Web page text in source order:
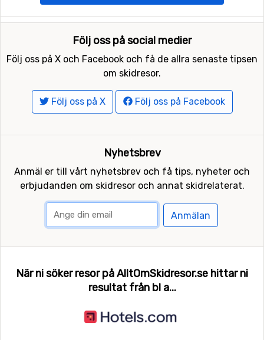
Följ oss på social medier
Följ oss på X och Facebook och få de allra senaste tipsen
om skidresor.
Följ oss på X Följ oss på Facebook
Nyhetsbrev
Anmäl er till vårt nyhetsbrev och få tips, nyheter och
erbjudanden om skidresor och annat skidrelaterat.
Anmälan
När ni söker resor på AlltOmSkidresor.se hittar ni
resultat från bl a...